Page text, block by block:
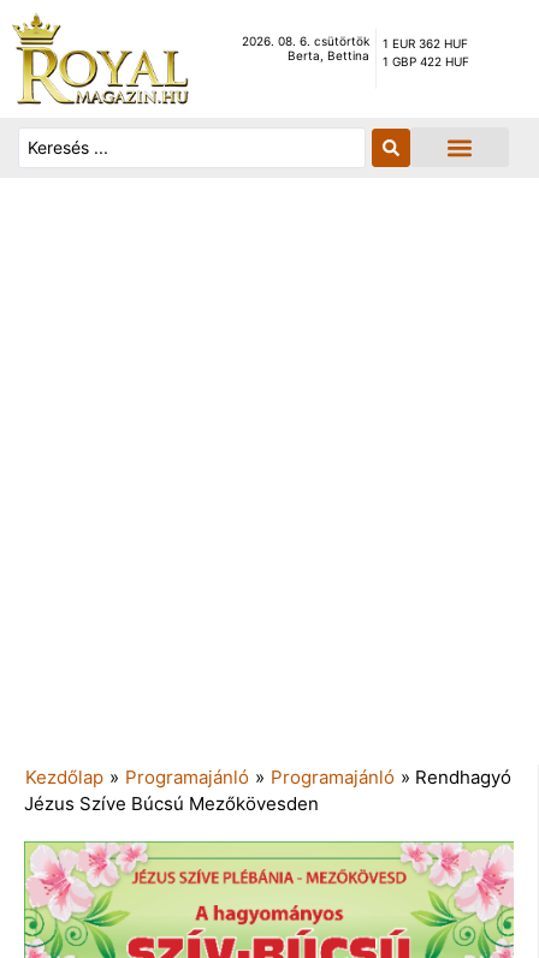
2026. 08. 6. csütörtök
Berta, Bettina
1 EUR 362 HUF
1 GBP 422 HUF
Kezdőlap » Programajánló » Programajánló » Rendhagyó
Jézus Szíve Búcsú Mezőkövesden